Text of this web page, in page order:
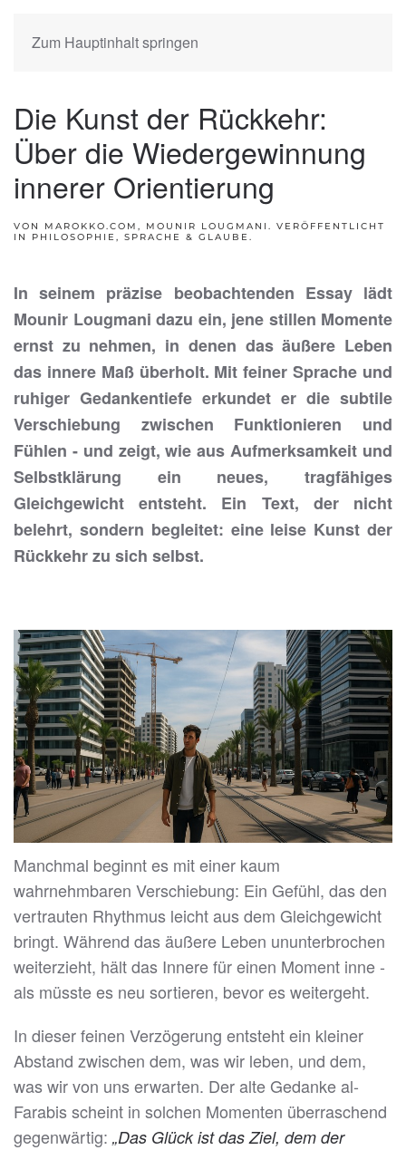
Zum Hauptinhalt springen
Die Kunst der Rückkehr:
Über die Wiedergewinnung
innerer Orientierung
VON MAROKKO.COM, MOUNIR LOUGMANI. VERÖFFENTLICHT
IN PHILOSOPHIE, SPRACHE & GLAUBE .
In seinem präzise beobachtenden Essay lädt
Mounir Lougmani dazu ein, jene stillen Momente
ernst zu nehmen, in denen das äußere Leben
das innere Maß überholt. Mit feiner Sprache und
ruhiger Gedankentiefe erkundet er die subtile
Verschiebung zwischen Funktionieren und
Fühlen - und zeigt, wie aus Aufmerksamkeit und
Selbstklärung ein neues, tragfähiges
Gleichgewicht entsteht. Ein Text, der nicht
belehrt, sondern begleitet: eine leise Kunst der
Rückkehr zu sich selbst.
Manchmal beginnt es mit einer kaum
wahrnehmbaren Verschiebung: Ein Gefühl, das den
vertrauten Rhythmus leicht aus dem Gleichgewicht
bringt. Während das äußere Leben ununterbrochen
weiterzieht, hält das Innere für einen Moment inne -
als müsste es neu sortieren, bevor es weitergeht.
In dieser feinen Verzögerung entsteht ein kleiner
Abstand zwischen dem, was wir leben, und dem,
was wir von uns erwarten. Der alte Gedanke al-
Farabis scheint in solchen Momenten überraschend
gegenwärtig: „Das Glück ist das Ziel, dem der